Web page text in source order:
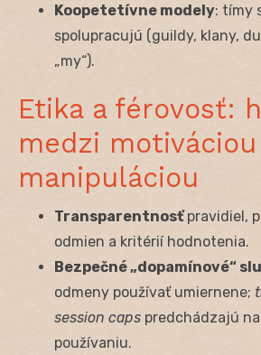
Koopetetívne modely: tímy
spolupracujú (guildy, klany,
„my“).
Etika a férovosť:
medzi motiváciou
manipuláciou
Transparentnosťpravidiel,
odmien a kritérií hodnotenia.
Bezpečné „dopamínové“
odmeny používať umiernene;
session caps predchádzajú
používaniu.